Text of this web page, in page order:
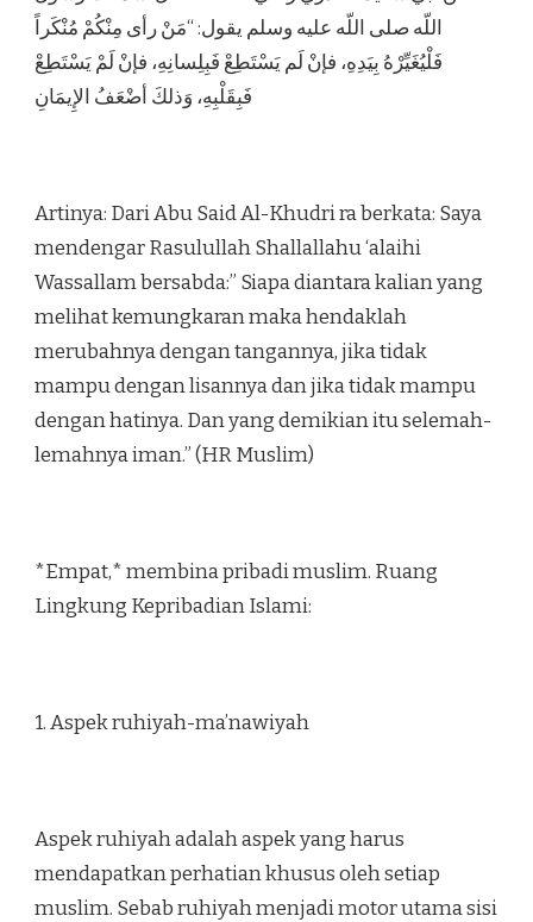
اللّه صلى اللّه عليه وسلم يقول: “مَنْ رأى مِنْكُمْ مُنْكَراً
فَلْيُغَيِّرْهُ بِيَدِهِ، فإنْ لَم يَسْتَطِعْ فَبِلِسانِهِ، فإنْ لَمْ يَسْتَطِعْ
فَبِقَلْبِهِ، وَذلكَ أضْعَفُ الإِيمَانِ
Artinya: Dari Abu Said Al-Khudri ra berkata: Saya
mendengar Rasulullah Shallallahu ‘alaihi
Wassallam bersabda:” Siapa diantara kalian yang
melihat kemungkaran maka hendaklah
merubahnya dengan tangannya, jika tidak
mampu dengan lisannya dan jika tidak mampu
dengan hatinya. Dan yang demikian itu selemah-
lemahnya iman.” (HR Muslim)
*Empat,* membina pribadi muslim. Ruang
Lingkung Kepribadian Islami:
1. Aspek ruhiyah-ma’nawiyah
Aspek ruhiyah adalah aspek yang harus
mendapatkan perhatian khusus oleh setiap
muslim. Sebab ruhiyah menjadi motor utama sisi